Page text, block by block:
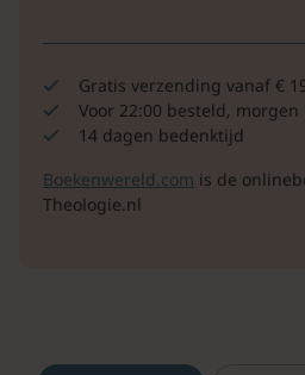
Gratis verzending vanaf €
Voor 22:00 besteld,
14 dagen bedenktijd
Boekenwereld.com is de
Theologie.nl